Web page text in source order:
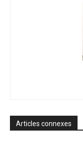
Articles connexes